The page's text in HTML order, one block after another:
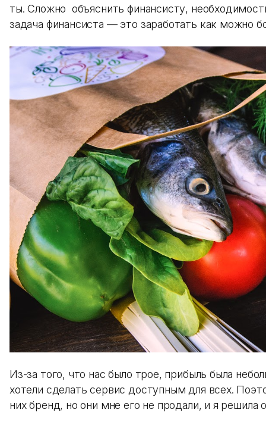
ты. Сложно объяснить финансисту,
задача финансиста — это заработать как можно
Из-за того, что нас было трое, прибыль была
хотели сделать сервис доступным для всех.
них бренд, но они мне его не продали, и я решила